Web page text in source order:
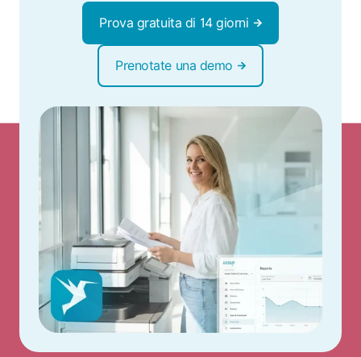
Prova gratuita di 14 giorni
Prenotate una demo